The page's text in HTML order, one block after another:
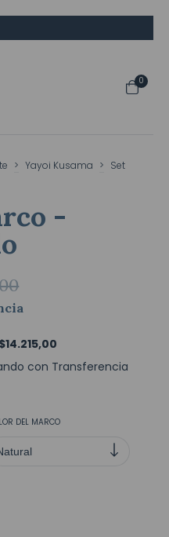
0
> Yayoi Kusama > Set
-
$14.215,00
con Transferencia
DEL MARCO